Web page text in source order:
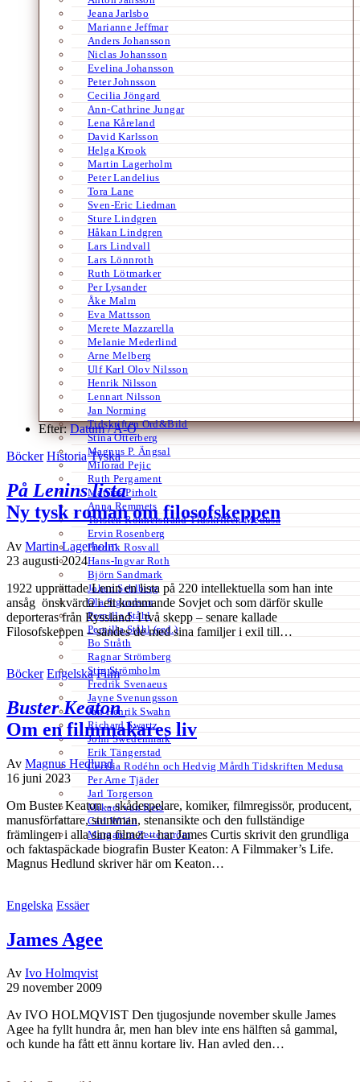
Jeana Jarlsbo
Marianne Jeffmar
Anders Johansson
Niclas Johansson
Evelina Johansson
Peter Johnsson
Cecilia Jöngard
Ann-Cathrine Jungar
Lena Kåreland
David Karlsson
Helga Krook
Martin Lagerholm
Peter Landelius
Tora Lane
Sven-Eric Liedman
Sture Lindgren
Håkan Lindgren
Lars Lindvall
Lars Lönnroth
Ruth Lötmarker
Per Lysander
Åke Malm
Eva Mattsson
Merete Mazzarella
Melanie Mederlind
Arne Melberg
Ulf Karl Olov Nilsson
Henrik Nilsson
Lennart Nilsson
Jan Norming
Tidskriften Ord&Bild
Stina Otterberg
Magnus P. Ängsal
Milorad Pejic
Ruth Pergament
Mattias Pirholt
Anna Remmets
Torsten Rönnerstrand Tidskriften Medusa
Ervin Rosenberg
Fredrik Rosvall
Hans-Ingvar Roth
Björn Sandmark
Johan Sehlberg
Ola Sigurdson
Pernilla Ståhl
Pernilla Ståhl (red.)
Bo Stråth
Ragnar Strömberg
Stig Strömholm
Fredrik Svenaeus
Jayne Svenungsson
Jan Henrik Swahn
Richard Swartz
John Swedenmark
Erik Tängerstad
Cecilia Rodéhn och Hedvig Mårdh Tidskriften Medusa
Per Arne Tjäder
Jarl Torgerson
Mikael van Reis
Carl Wilén
Margareta Zetterström
Efter:Datum /A-Ö
Böcker Historia Tyska
På Lenins lista
Ny tysk roman om filosofskeppen
Av Martin Lagerholm
23 augusti 2024
1922 upprättade Lenin en lista på 220 intellektuella som han inte
ansåg önskvärda i ett kommande Sovjet och som därför skulle
deporteras från Ryssland. I två skepp – senare kallade
Filosofskeppen – sändes de med sina familjer i exil till…
Böcker Engelska Film
Buster Keaton
Om en filmmakares liv
Av Magnus Hedlund
16 juni 2023
Om Buster Keaton – skådespelare, komiker, filmregissör, producent,
manusförfattare, stuntman, stenansikte och den fullständige
främlingen i alla sina filmer – har James Curtis skrivit den grundliga
och faktaspäckade biografin Buster Keaton: A Filmmaker’s Life.
Magnus Hedlund skriver här om Keaton…
Engelska Essäer
James Agee
Av Ivo Holmqvist
29 november 2009
Av IVO HOLMQVIST Den tjugosjunde november skulle James
Agee ha fyllt hundra år, men han blev inte ens hälften så gammal,
och kunde ha fått ett ännu kortare liv. Han avled den…